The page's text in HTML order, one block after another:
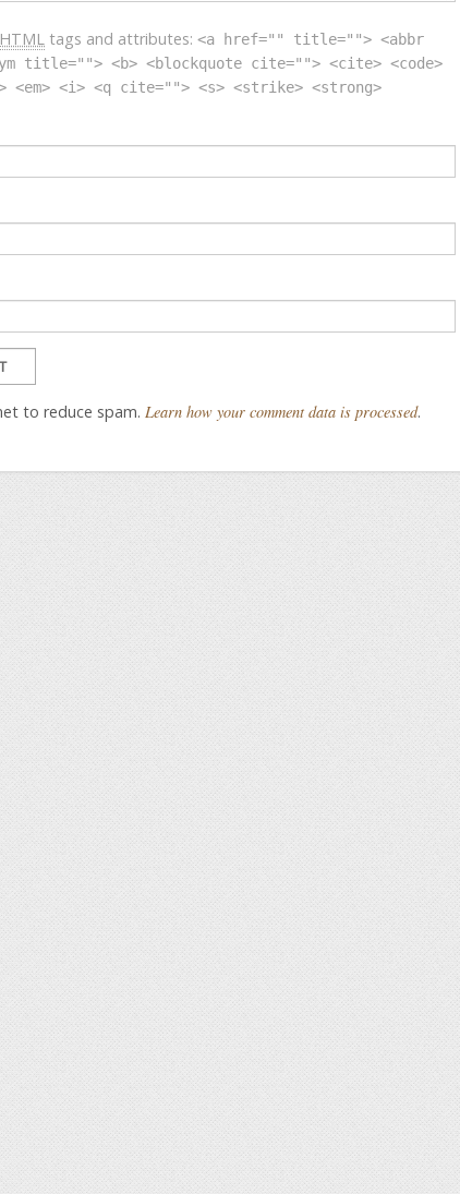
HTML tags and attributes: <a href="" title=""> <abbr
title=""> <b> <blockquote cite=""> <cite> <code>
<em> <i> <q cite=""> <s> <strike> <strong>
to reduce spam. Learn how your comment data is processed.